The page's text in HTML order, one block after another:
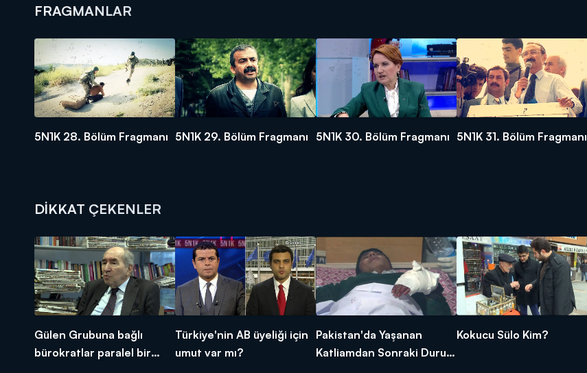
FRAGMANLAR
5N1K 28. Bölüm Fragmanı 5N1K 29. Bölüm Fragmanı 5N1K 30. Bölüm Fragmanı 5N1K 31. Bölüm Fragmanı
DİKKAT ÇEKENLER
Gülen Grubuna bağlı
bürokratlar paralel bir
Türkiye'nin AB üyeliği için
umut var mı?
Pakistan'da Yaşanan
Katliamdan Sonraki Durum
Kokucu Sülo Kim?